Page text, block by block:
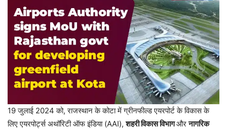
19 जुलाई 2024 को, राजस्थान के कोटा में ग्रीनफील्ड एयरपोर्ट के विकास के
लिए एयरपोर्ट्स अथॉरिटी ऑफ इंडिया (AAI),शहरी विकास विभागऔरनागरिक